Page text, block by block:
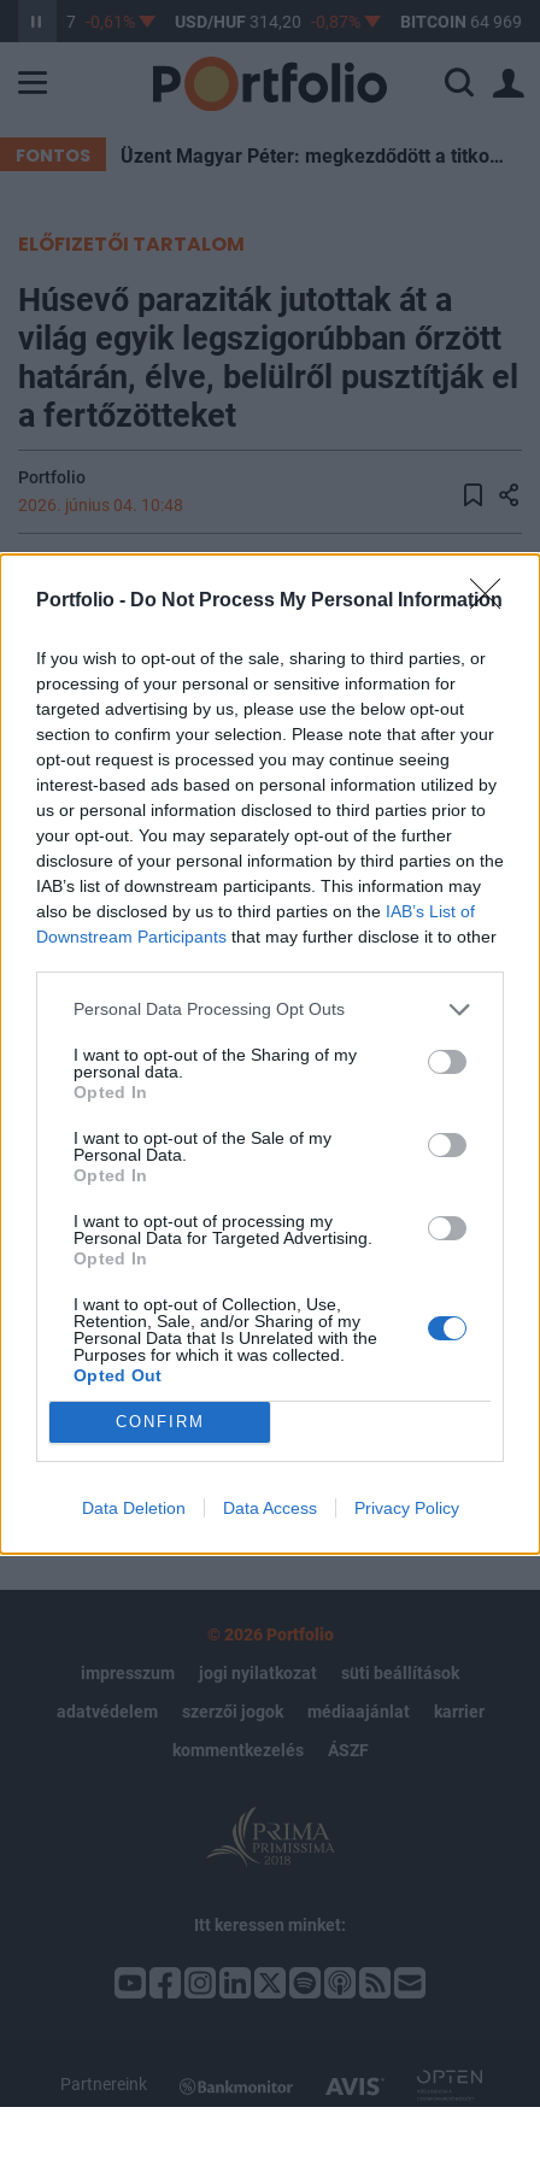
Portfolio - Do Not Process My Personal Information
If you wish to opt-out of the sale, sharing to third parties, or
processing of your personal or sensitive information for
targeted advertising by us, please use the below opt-out
section to confirm your selection. Please note that after your
opt-out request is processed you may continue seeing
interest-based ads based on personal information utilized by
us or personal information disclosed to third parties prior to
your opt-out. You may separately opt-out of the further
disclosure of your personal information by third parties on the
IAB’s list of downstream participants. This information may
also be disclosed by us to third parties on the IAB’s List of
Downstream Participants that may further disclose it to other
Personal Data Processing Opt Outs
I want to opt-out of the Sharing of my
personal data.
Opted In
I want to opt-out of the Sale of my
Personal Data.
Opted In
I want to opt-out of processing my
Personal Data for Targeted Advertising.
Opted In
I want to opt-out of Collection, Use,
Retention, Sale, and/or Sharing of my
Personal Data that Is Unrelated with the
Purposes for which it was collected.
Opted Out
CONFIRM
Data Deletion Data Access Privacy Policy
363,17 -0,61% USD/HUF 314,20 -0,87% BITCOIN 64 969,97
FONTOS Üzent Magyar Péter: megkezdődött a titkos szavazás a leendő köztársasági elnökről
ELŐFIZETŐI TARTALOM
Húsevő paraziták jutottak át a
világ egyik legszigorúbban őrzött
határán, élve, belülről pusztítják el
a fertőzötteket
Portfolio
2026. június 04. 10:48
Minisztériuma (USDA) szerda este bejelentette,
azonosították az amerikai csavarlégy lárváját. Ez
a parazita rendkívül veszélyes a melegvérű
élőlényekre, mert az élő szöveteket belülről rágva
pusztítja el a gazdatestet.
A Cochliomyia hominivorax nevű légyfaj jelenléte komoly
fenyegetést jelent az amerikai szarvasmarha-állományra. A
parazita életciklusa során a nőstény légy nyílt sebekbe
rakja a petéit, a kikelő lárvák pedig a gazdaállat élő
szöveteivel táplálkoznak, ami kezelés nélkül az állat
pusztulásához vezet. A kártevő nemcsak a
KEDVES OLVASÓNK!
A keresett cikk a portfolio.hu hírarchívumához
tartozik, melynek olvasása előfizetéses
regisztrációhoz kötött.
Portfolio.hu teljes cikkarchívum
Kötéslisták: BÉT elmúlt 2 év napon belüli
kötéslistái
Előfizetés
MÁR ELŐFIZETŐNK VAGY?
© 2026 Portfolio
impresszum
jogi nyilatkozat
süti beállítások
adatvédelem
szerzői jogok médiaajánlat
karrier
kommentkezelés
ÁSZF
Itt keressen minket:
Partnereink